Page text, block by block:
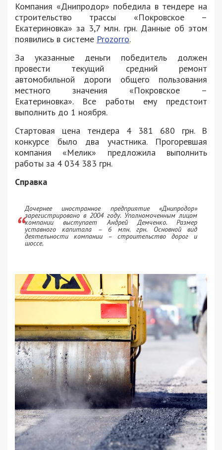
Компания «Днипродор» победила в тендере на
строительство трассы «Покровское –
Екатериновка» за 3,7 млн. грн. Данные об этом
появились в системе Prozorro.
За указанные деньги победитель должен
провести текущий средний ремонт
автомобильной дороги общего пользования
местного значения «Покровское –
Екатериновка». Все работы ему предстоит
выполнить до 1 ноября.
Стартовая цена тендера 4 381 680 грн. В
конкурсе было два участника. Прогоревшая
компания «Мелик» предложила выполнить
работы за 4 034 383 грн.
Справка
Дочернее иностранное предприятие «Днипродор»
зарегистрировано в 2004 году. Уполномоченным лицом
компании выступает Андрей Демченко. Размер
уставного капитала – 6 млн. грн. Основной вид
деятельности компании – строительство дорог и
шоссе.